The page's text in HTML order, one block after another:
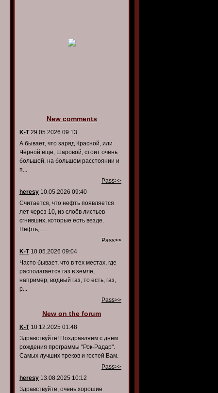
New comments
K-T29.05.2026 09:13
А бывает, что заряд Красной, или
Чёрной ещё, Шаровой, стоит очень
большой, на большом расстоянии и
п...
Pass>>
heresy 10.05.2026 09:40
Считается, что нефть появляется
лет через 10, из слоёв листьев
сгнивших, которые есть везде.
Нефть, ...
Pass>>
K-T10.05.2026 09:04
Часто бывает, что в тех местах, где
располагается газ в земле,
например, водный газ, то есть, газ,
р...
Pass>>
New on the forum
K-T10.12.2025 01:48
Здравствуйте! Поздравляем с днём
рождения программы "Рок-Радар".
Самых лучших треков и гостей Вам.
Pass>>
heresy 13.08.2025 10:12
Здравствуйте, очень хорошие